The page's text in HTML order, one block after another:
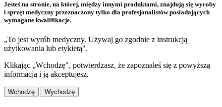
Jesteś na stronie, na której, między innymi produktami, znajdują się wyroby
i sprzęt medyczny przeznaczony tylko dla profesjonalistów posiadających
wymagane kwalifikacje.
„To jest wyrób medyczny. Używaj go zgodnie z instrukcją
użytkowania lub etykietą".
Klikając „Wchodzę", potwierdzasz, że zapoznałeś się z powyższą
informacją i ją akceptujesz.
Wchodzę Wychodzę